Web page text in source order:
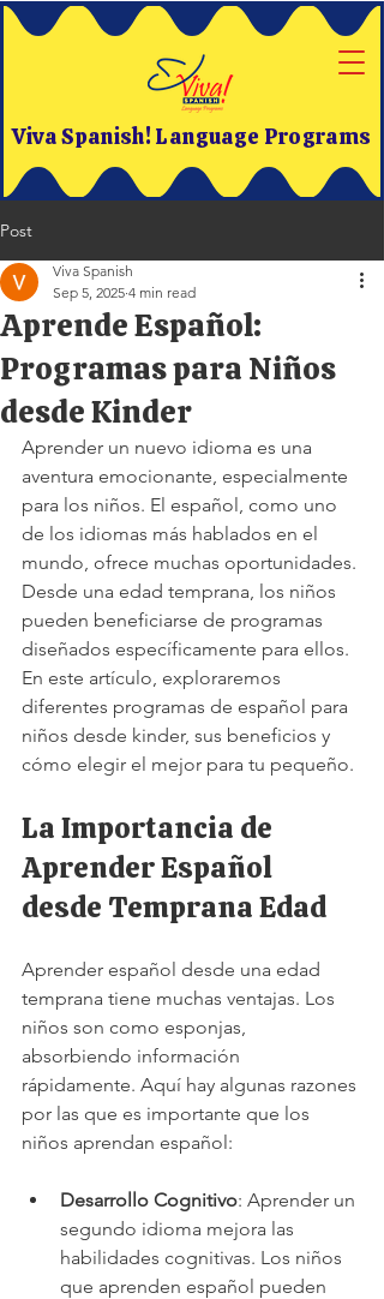
Viva Spanish! Language Programs
Post
Aprende Español:
Programas para Niños
desde Kinder
Viva Spanish
Sep 5, 2025 4 min read
Aprender un nuevo idioma es una
aventura emocionante, especialmente
para los niños. El español, como uno
de los idiomas más hablados en el
mundo, ofrece muchas oportunidades.
Desde una edad temprana, los niños
pueden beneficiarse de programas
diseñados específicamente para ellos.
En este artículo, exploraremos
diferentes programas de español para
niños desde kinder, sus beneficios y
cómo elegir el mejor para tu pequeño.
La Importancia de
Aprender Español
desde Temprana Edad
Aprender español desde una edad
temprana tiene muchas ventajas. Los
niños son como esponjas,
absorbiendo información
rápidamente. Aquí hay algunas razones
por las que es importante que los
niños aprendan español:
Desarrollo Cognitivo: Aprender un
segundo idioma mejora las
habilidades cognitivas. Los niños
que aprenden español pueden